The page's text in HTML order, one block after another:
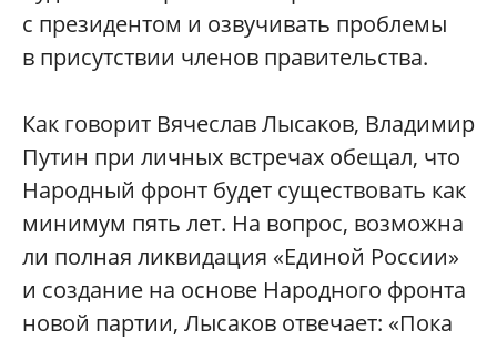
с президентом и озвучивать проблемы
в присутствии членов правительства.
Как говорит Вячеслав Лысаков, Владимир
Путин при личных встречах обещал, что
Народный фронт будет существовать как
минимум пять лет. На вопрос, возможна
ли полная ликвидация «Единой России»
и создание на основе Народного фронта
новой партии, Лысаков отвечает: «Пока